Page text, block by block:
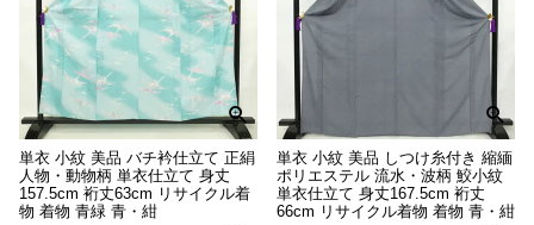
単衣 小紋 美品 バチ衿仕立て 正絹
人物・動物柄 単衣仕立て 身丈
157.5cm 裄丈63cm リサイクル着
物 着物 青緑 青・紺
単衣 小紋 美品 しつけ糸付き 縮緬
ポリエステル 流水・波柄 鮫小紋
単衣仕立て 身丈167.5cm 裄丈
66cm リサイクル着物 着物 青・紺